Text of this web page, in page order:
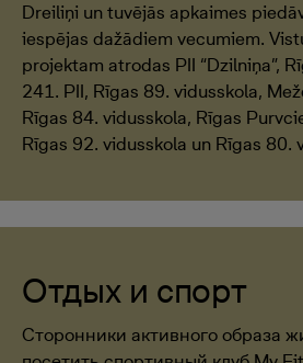
Dreiliņi un tuvējās apkaimes
iespējas dažādiem vecumiem.
projektam atrodas PII “Dzilniņa”,
241. PII, Rīgas 89. vidusskola,
Rīgas 84. vidusskola, Rīgas
Rīgas 92. vidusskola un Rīgas 80.
Отдых и спорт
Сторонники активного образа